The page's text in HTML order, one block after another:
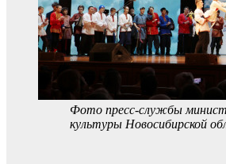
Фото пресс-службы
культуры Новосибирской